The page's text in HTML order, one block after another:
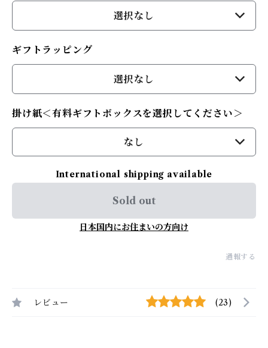
選択なし
ギフトラッピング
選択なし
掛け紙＜有料ギフトボックスを選択してください＞
なし
International shipping available
Sold out
日本国内にお住まいの方向け
通報する
レビュー (23)